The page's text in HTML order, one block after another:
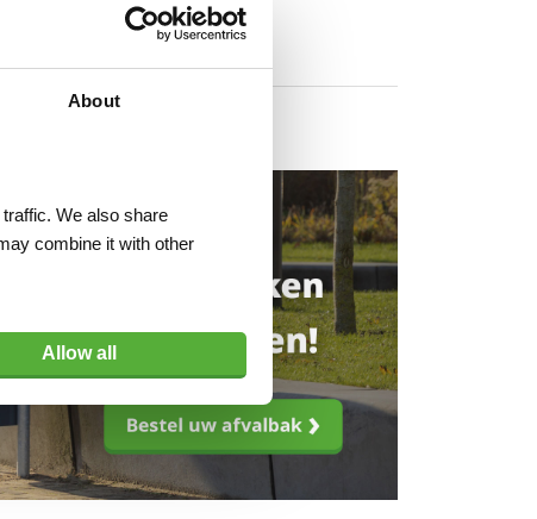
About
We also share
combine it with other
Allow all